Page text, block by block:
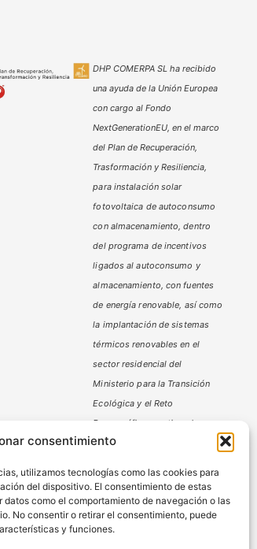
consentimiento
utilizamos tecnologías como las cookies para
del dispositivo. El consentimiento de estas
como el comportamiento de navegación o las
No consentir o retirar el consentimiento, puede
y funciones.
DHP COMERPA SL ha recibido
una ayuda de la Unión Europea
con cargo al Fondo
NextGenerationEU, en el marco
del Plan de Recuperación,
Trasformación y Resiliencia,
para instalación solar
fotovoltaica de autoconsumo
con almacenamiento, dentro
del programa de incentivos
ligados al autoconsumo y
almacenamiento, con fuentes
de energía renovable, así como
la implantación de sistemas
térmicos renovables en el
sector residencial del
Ministerio para la Transición
Ecológica y el Reto
Demográfico,
gestionado por
la Junta de Andalucía, a través
Energía.